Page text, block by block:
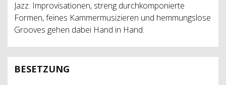
Jazz. Improvisationen, streng durchkomponierte
Formen, feines Kammermusizieren und hemmungslose
Grooves gehen dabei Hand in Hand.
BESETZUNG